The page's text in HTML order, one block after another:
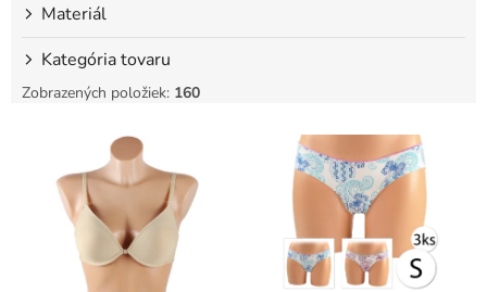
Materiál
Kategória tovaru
Zobrazených položiek: 160